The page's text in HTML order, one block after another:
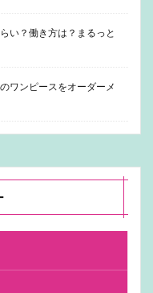
い？働き方は？まるっと
ワンピースをオーダーメ